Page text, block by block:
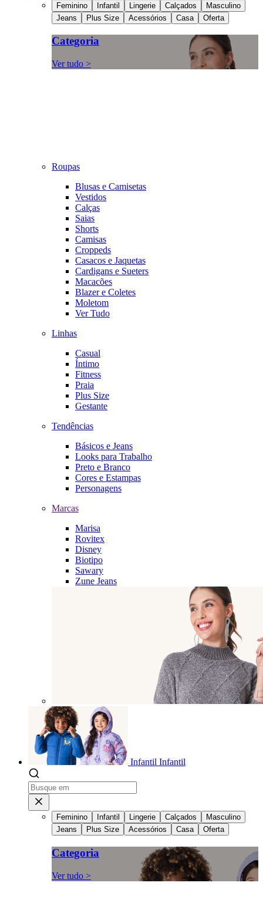
Feminino Infantil Lingerie Calçados
Masculino
Jeans
Plus Size Acessórios Casa Oferta
Categoria
Ver tudo >
Roupas
Blusas e Camisetas
Vestidos
Calças
Saias
Shorts
Camisas
Croppeds
Casacos e Jaquetas
Cardigans e Sueters
Macacões
Blazer e Coletes
Moletom
Ver Tudo
Linhas
Casual
Íntimo
Fitness
Praia
Plus Size
Gestante
Tendências
Básicos e Jeans
Looks para Trabalho
Preto e Branco
Cores e Estampas
Personagens
Marcas
Marisa
Rovitex
Disney
Biotipo
Sawary
Zune Jeans
Infantil Infantil
Feminino Infantil Lingerie Calçados
Masculino
Jeans
Plus Size Acessórios Casa Oferta
Categoria
Ver tudo >